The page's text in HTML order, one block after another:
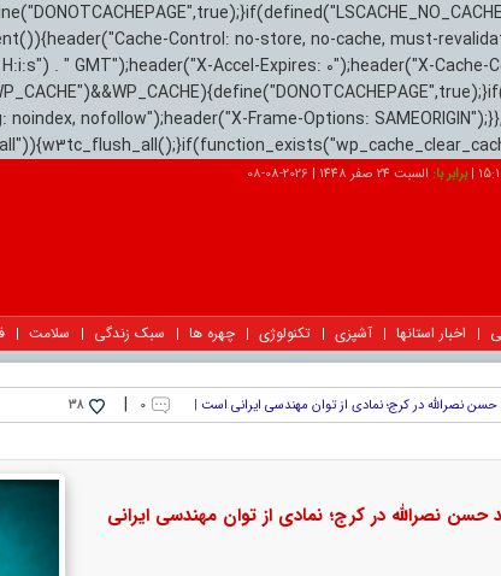
Control: no-store, no-cache, must-
. " GMT");header("X-Accel-Expires: 0");header("X-
nofollow");header("X-Frame-Options:
|برابر با:السبت 24 صفر 1448 |
2026-08-08
اخبار استانها آشپزی تکنولوژی چهره ها سبک زندگی سلامت
نصرالله در کرج؛ نمادی از توان مهندسی ایرانی است | ۰ |
38
نصرالله در کرج؛ نمادی از توان مهندسی ایرانی